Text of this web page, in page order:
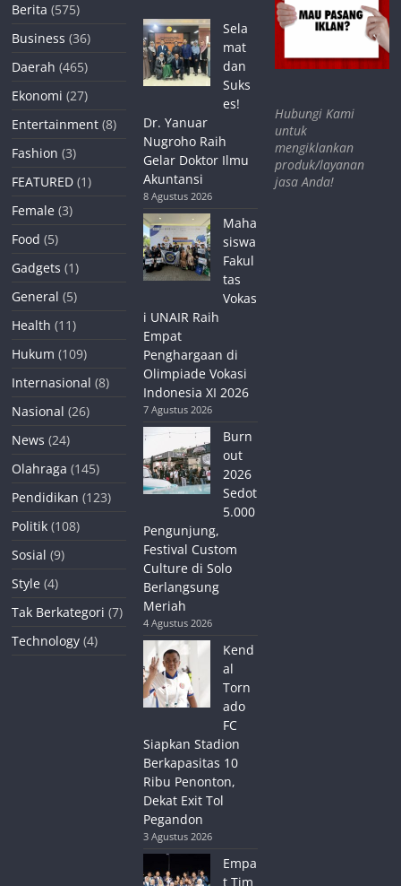
Berita (575)
Business (36)
Daerah (465)
Ekonomi (27)
Entertainment (8)
Fashion (3)
FEATURED (1)
Female (3)
Food (5)
Gadgets (1)
General (5)
Health (11)
Hukum (109)
Internasional (8)
Nasional (26)
News (24)
Olahraga (145)
Pendidikan (123)
Politik (108)
Sosial (9)
Style (4)
Tak Berkategori (7)
Technology (4)
Sela
mat
dan
Suks
es!
Dr. Yanuar
Nugroho Raih
Gelar Doktor Ilmu
Akuntansi
8 Agustus 2026
Maha
siswa
Fakul
tas
Vokas
i UNAIR Raih
Empat
Penghargaan di
Olimpiade Vokasi
Indonesia XI 2026
7 Agustus 2026
Burn
out
2026
Sedot
5.000
Pengunjung,
Festival Custom
Culture di Solo
Berlangsung
Meriah
4 Agustus 2026
Kend
al
Torn
ado
FC
Siapkan Stadion
Berkapasitas 10
Ribu Penonton,
Dekat Exit Tol
Pegandon
3 Agustus 2026
Empa
t Tim
Hubungi Kami
untuk
mengiklankan
produk/layanan
jasa Anda!